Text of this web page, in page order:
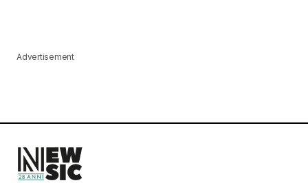
Advertisement